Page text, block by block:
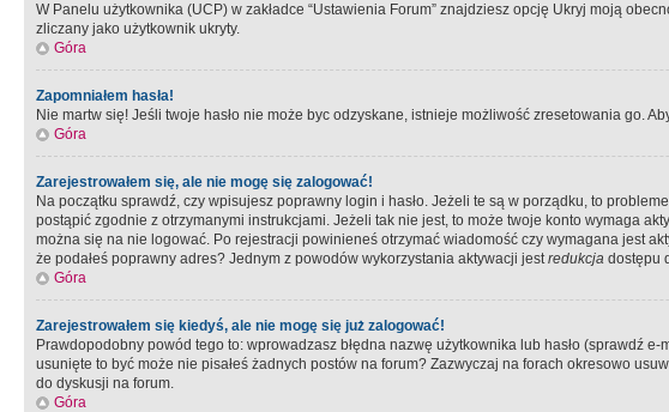
W Panelu użytkownika (UCP) w zakładce “Ustawienia Forum” znajdziesz opcję Ukryj moją
zliczany jako użytkownik ukryty.
Góra
Zapomniałem hasła!
Nie martw się! Jeśli twoje hasło nie może byc odzyskane, istnieje możliwość zresetowania go.
Góra
Zarejestrowałem się, ale nie mogę się zalogować!
Na początku sprawdź, czy wpisujesz poprawny login i hasło. Jeżeli te są w porządku, to
postąpić zgodnie z otrzymanymi instrukcjami. Jeżeli tak nie jest, to może twoje konto wymaga
można się na nie logować. Po rejestracji powinieneś otrzymać wiadomość czy wymagana jest
że podałeś poprawny adres? Jednym z powodów wykorzystania aktywacji jestredukcja dostępu
Góra
Zarejestrowałem się kiedyś, ale nie mogę się już zalogować!
Prawdopodobny powód tego to: wprowadzasz błędna nazwę użytkownika lub hasło (sprawdź
usunięte to być może nie pisałeś żadnych postów na forum? Zazwyczaj na forach okresowo
do dyskusji na forum.
Góra